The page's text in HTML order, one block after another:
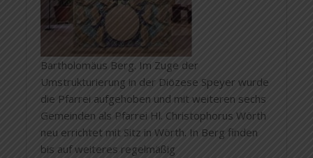
Bartholomäus Berg. Im Zuge der
Umstrukturierung in der Diözese Speyer wurde
die Pfarrei aufgehoben und mit weiteren sechs
Gemeinden als Pfarrei Hl. Christophorus Wörth
neu errichtet mit Sitz in Wörth. In Berg finden
bis auf weiteres regelmäßig